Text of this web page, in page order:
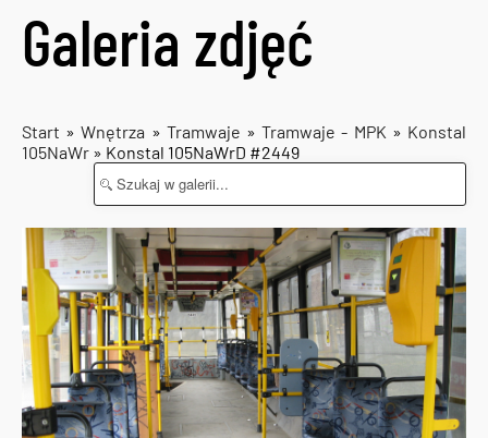
Galeria zdjęć
Start »Wnętrza » Tramwaje »Tramwaje - MPK » Konstal
105NaWr » Konstal 105NaWrD #2449